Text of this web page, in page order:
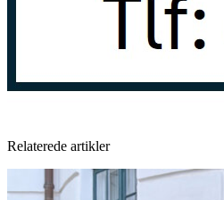
Relaterede artikler